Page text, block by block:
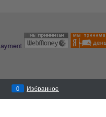
0 Избранное